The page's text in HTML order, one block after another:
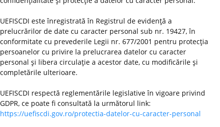
UEFISCDI este înregistrată în Registrul de evidenţă a
prelucrărilor de date cu caracter personal sub nr. 19427, în
conformitate cu prevederile Legii nr. 677/2001 pentru protecţia
persoanelor cu privire la prelucrarea datelor cu caracter
personal şi libera circulaţie a acestor date, cu modificările şi
completările ulterioare.
UEFISCDI respectă reglementările legislative în vigoare privind
GDPR, ce poate fi consultată la următorul link:
https://uefiscdi.gov.ro/protectia-datelor-cu-caracter-personal